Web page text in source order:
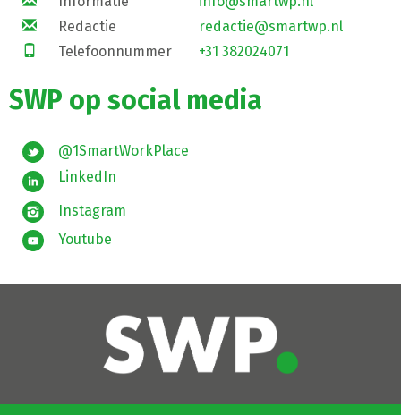
Redactie
redactie@smartwp.nl
Telefoonnummer
+31 382024071
SWP op social media
@1SmartWorkPlace
LinkedIn
Instagram
Youtube